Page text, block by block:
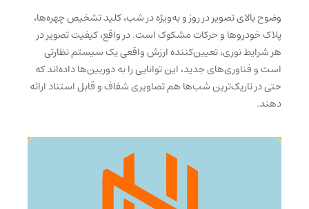
وضوح بالای تصویر در روز و به‌ویژه در شب، کلید تشخیص چهره‌ها،
پلاک خودروها و حرکات مشکوک است. در واقع، کیفیت تصویر در
هر شرایط نوری، تعیین‌کننده ارزش واقعی یک سیستم نظارتی
است و فناوری‌های جدید، این توانایی را به دوربین‌ها داده‌اند که
حتی در تاریک‌ترین شب‌ها هم تصاویری شفاف و قابل استناد ارائه
دهند.